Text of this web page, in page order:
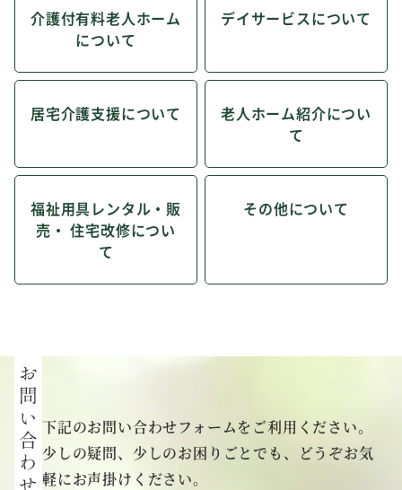
介護付有料老人ホーム
について
デイサービスについて
居宅介護支援について
老人ホーム紹介につい
て
福祉用具レンタル・販
売・ 住宅改修につい
て
その他について
下記のお問い合わせフォームをご利用ください。
少しの疑問、少しのお困りごとでも、どうぞお気
軽にお声掛けください。